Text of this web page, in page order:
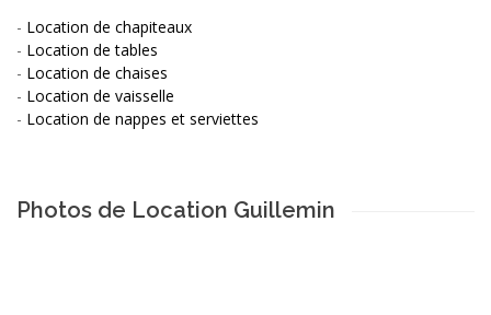
- Location de chapiteaux
- Location de tables
- Location de chaises
- Location de vaisselle
- Location de nappes et serviettes
Photos de Location Guillemin